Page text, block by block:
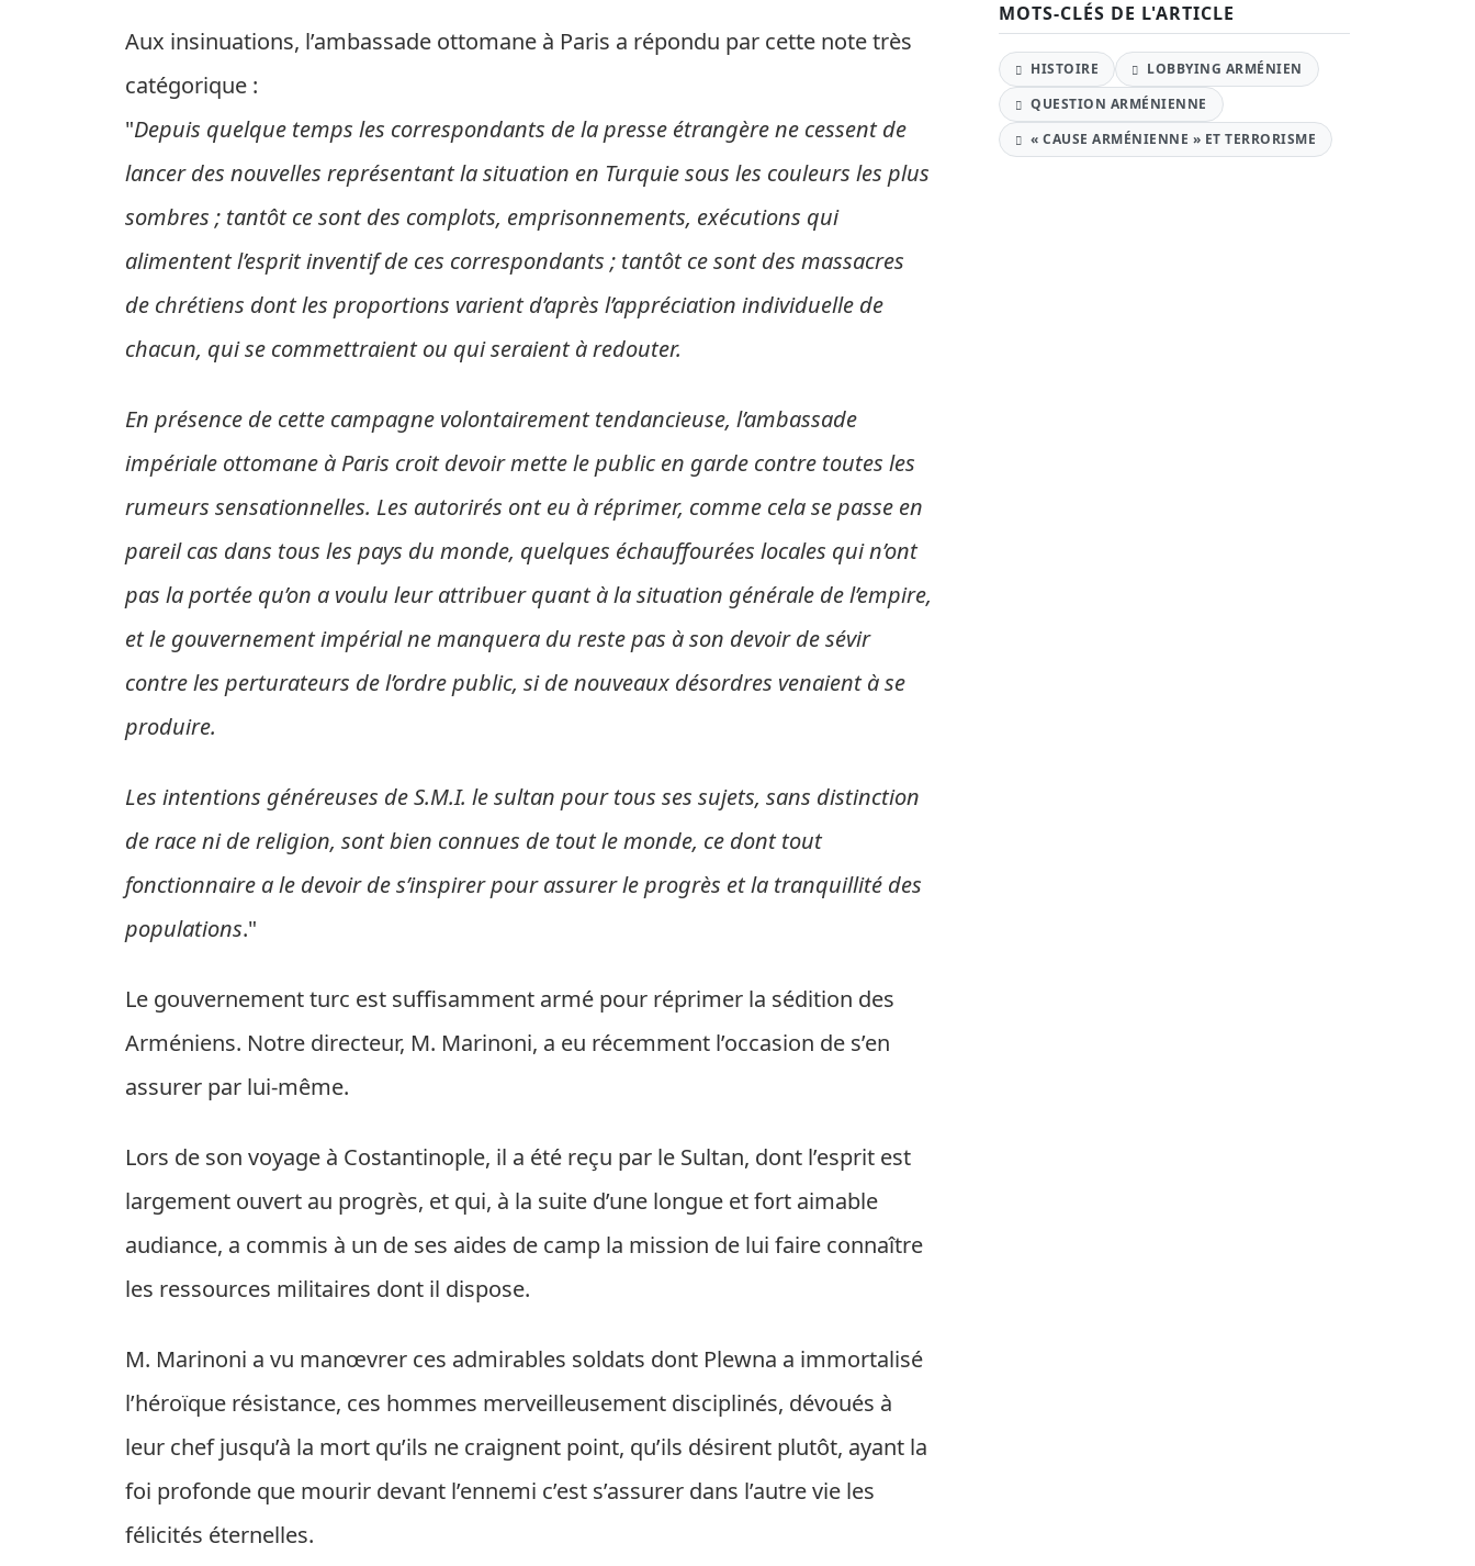
Aux insinuations, l’ambassade ottomane à Paris a répondu par cette note très
catégorique :
"Depuis quelque temps les correspondants de la presse étrangère ne cessent de
lancer des nouvelles représentant la situation en Turquie sous les couleurs les plus
sombres ; tantôt ce sont des complots, emprisonnements, exécutions qui
alimentent l’esprit inventif de ces correspondants ; tantôt ce sont des massacres
de chrétiens dont les proportions varient d’après l’appréciation individuelle de
chacun, qui se commettraient ou qui seraient à redouter.
En présence de cette campagne volontairement tendancieuse, l’ambassade
impériale ottomane à Paris croit devoir mette le public en garde contre toutes les
rumeurs sensationnelles. Les autorirés ont eu à réprimer, comme cela se passe en
pareil cas dans tous les pays du monde, quelques échauffourées locales qui n’ont
pas la portée qu’on a voulu leur attribuer quant à la situation générale de l’empire,
et le gouvernement impérial ne manquera du reste pas à son devoir de sévir
contre les perturateurs de l’ordre public, si de nouveaux désordres venaient à se
produire.
Les intentions généreuses de S.M.I. le sultan pour tous ses sujets, sans distinction
de race ni de religion, sont bien connues de tout le monde, ce dont tout
fonctionnaire a le devoir de s’inspirer pour assurer le progrès et la tranquillité des
populations."
Le gouvernement turc est suffisamment armé pour réprimer la sédition des
Arméniens. Notre directeur, M. Marinoni, a eu récemment l’occasion de s’en
assurer par lui-même.
Lors de son voyage à Costantinople, il a été reçu par le Sultan, dont l’esprit est
largement ouvert au progrès, et qui, à la suite d’une longue et fort aimable
audiance, a commis à un de ses aides de camp la mission de lui faire connaître
les ressources militaires dont il dispose.
M. Marinoni a vu manœvrer ces admirables soldats dont Plewna a immortalisé
l’héroïque résistance, ces hommes merveilleusement disciplinés, dévoués à
leur chef jusqu’à la mort qu’ils ne craignent point, qu’ils désirent plutôt, ayant la
foi profonde que mourir devant l’ennemi c’est s’assurer dans l’autre vie les
félicités éternelles.
MOTS-CLÉS DE L'ARTICLE
HISTOIRE
LOBBYING ARMÉNIEN
QUESTION ARMÉNIENNE
« CAUSE ARMÉNIENNE » ET TERRORISME